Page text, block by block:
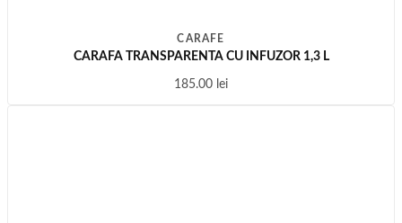
CARAFE
CARAFA TRANSPARENTA CU INFUZOR 1,3 L
185.00 lei